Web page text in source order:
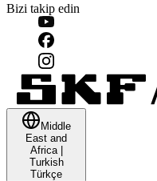
Bizi takip edin
Middle
East and
Africa|
Turkish
Türkçe